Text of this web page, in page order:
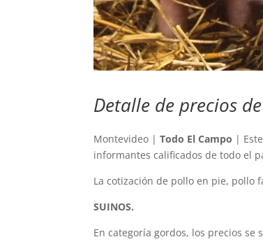
Detalle de precios
Montevideo |Todo El Campo |
informantes calificados de todo el
La cotización de pollo en pie, pollo
SUINOS.
En categoría gordos, los precios se